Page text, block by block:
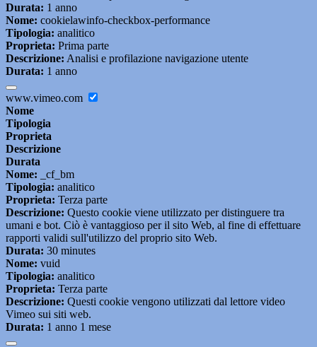
Durata: 1 anno
Nome: cookielawinfo-checkbox-performance
Tipologia: analitico
Proprieta: Prima parte
Descrizione: Analisi e profilazione navigazione utente
Durata: 1 anno
www.vimeo.com
Nome
Tipologia
Proprieta
Descrizione
Durata
Nome: _cf_bm
Tipologia: analitico
Proprieta: Terza parte
Descrizione: Questo cookie viene utilizzato per distinguere tra
umani e bot. Ciò è vantaggioso per il sito Web, al fine di effettuare
rapporti validi sull'utilizzo del proprio sito Web.
Durata: 30 minutes
Nome: vuid
Tipologia: analitico
Proprieta: Terza parte
Descrizione: Questi cookie vengono utilizzati dal lettore video
Vimeo sui siti web.
Durata: 1 anno 1 mese